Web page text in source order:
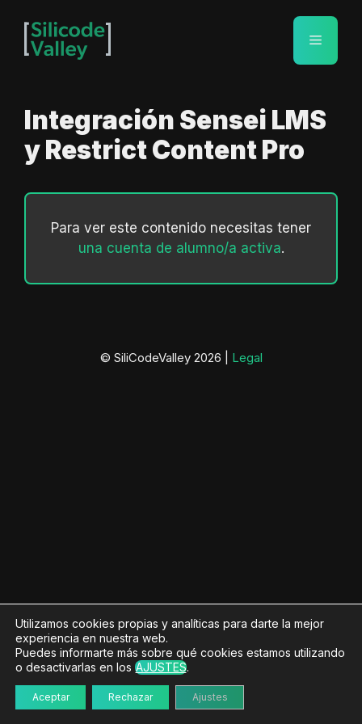
contenido
Menú
Integración Sensei LMS
y Restrict Content Pro
Para ver este contenido necesitas tener
una cuenta de alumno/a activa.
© SiliCodeValley 2026 | Legal
Utilizamos cookies propias y analíticas para darte la mejor
experiencia en nuestra web.
Puedes informarte más sobre qué cookies estamos utilizando
o desactivarlas en los AJUSTES.
Aceptar Rechazar Ajustes